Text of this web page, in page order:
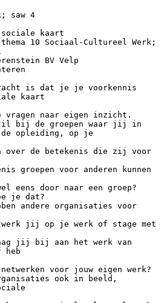
saw 4
sociale kaart
10 Sociaal-Cultureel Werk;
BV Velp
is dat je je voorkennis
kaart
vragen naar eigen inzicht.
bij de groepen waar jij in
opleiding, op je
over de betekenis die zij voor
groepen voor anderen kunnen
eens door naar een groep?
je dat?
andere organisaties voor
jij op je werk of stage met
jij bij aan het werk van
heb
voor jouw eigen werk?
ook in beeld,